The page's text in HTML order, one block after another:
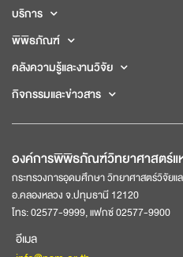
บริการ
พิพิธภัณฑ์
คลังความรู้และงานวิจัย
กิจกรรมและข่าวสาร
องค์การพิพิธภัณฑ์วิทยาศาสตร์แ
กระทรวงการอุดมศึกษา วิทยาศาสตร์วิจัย
อ.คลองหลวง จ.ปทุมธานี 12120
โทร: 02577-9999, แฟกซ์ 02577-9900
อีเมล